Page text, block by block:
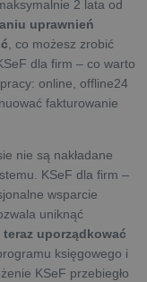
2 lata od
uprawnień
, co możesz zrobić
dla firm – co warto
online, offline24
fakturowanie
nie są nakładane
KSeF dla firm –
wsparcie
uniknąć
uporządkować
księgowego i
KSeF przebiegło